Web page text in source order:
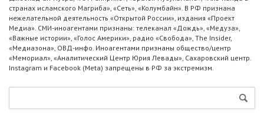
странах исламского Магриба», «Сеть», «Колумбайн». В РФ признана
нежелательной деятельность «Открытой России», издания «Проект
Медиа». СМИ-иноагентами признаны: телеканал «Дождь», «Медуза»,
«Важные истории», «Голос Америки», радио «Свобода», The Insider,
«Медиазона», ОВД-инфо. Иноагентами признаны общество/центр
«Мемориал», «Аналитический Центр Юрия Левады», Сахаровский центр.
Instagram и Facebook (Metа) запрещены в РФ за экстремизм.